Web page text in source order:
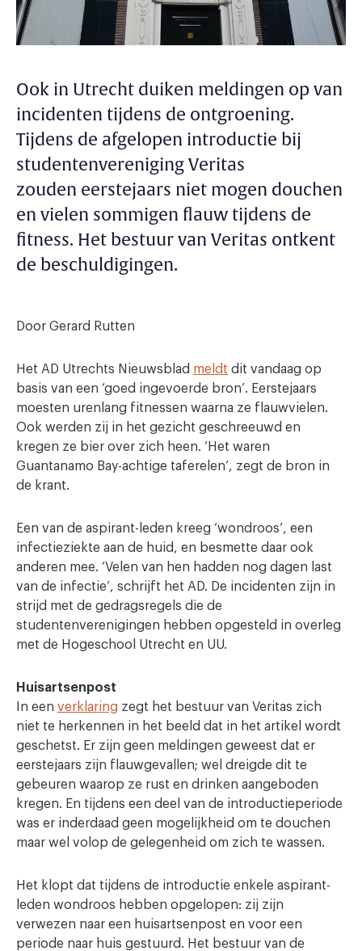
Ook in Utrecht duiken meldingen op van
incidenten tijdens de ontgroening.
Tijdens de afgelopen introductie bij
studentenvereniging Veritas
zouden eerstejaars niet mogen douchen
en vielen sommigen flauw tijdens de
fitness. Het bestuur van Veritas ontkent
de beschuldigingen.
Door Gerard Rutten
Het AD Utrechts Nieuwsblad meldt dit vandaag op
basis van een ‘goed ingevoerde bron’. Eerstejaars
moesten urenlang fitnessen waarna ze flauwvielen.
Ook werden zij in het gezicht geschreeuwd en
kregen ze bier over zich heen. ‘Het waren
Guantanamo Bay-achtige taferelen’, zegt de bron in
de krant.
Een van de aspirant-leden kreeg ‘wondroos’, een
infectieziekte aan de huid, en besmette daar ook
anderen mee. ‘Velen van hen hadden nog dagen last
van de infectie’, schrijft het AD. De incidenten zijn in
strijd met de gedragsregels die de
studentenverenigingen hebben opgesteld in overleg
met de Hogeschool Utrecht en UU.
Huisartsenpost
In een verklaring zegt het bestuur van Veritas zich
niet te herkennen in het beeld dat in het artikel wordt
geschetst. Er zijn geen meldingen geweest dat er
eerstejaars zijn flauwgevallen; wel dreigde dit te
gebeuren waarop ze rust en drinken aangeboden
kregen. En tijdens een deel van de introductieperiode
was er inderdaad geen mogelijkheid om te douchen
maar wel volop de gelegenheid om zich te wassen.
Het klopt dat tijdens de introductie enkele aspirant-
leden wondroos hebben opgelopen: zij zijn
verwezen naar een huisartsenpost en voor een
periode naar huis gestuurd. Het bestuur van de